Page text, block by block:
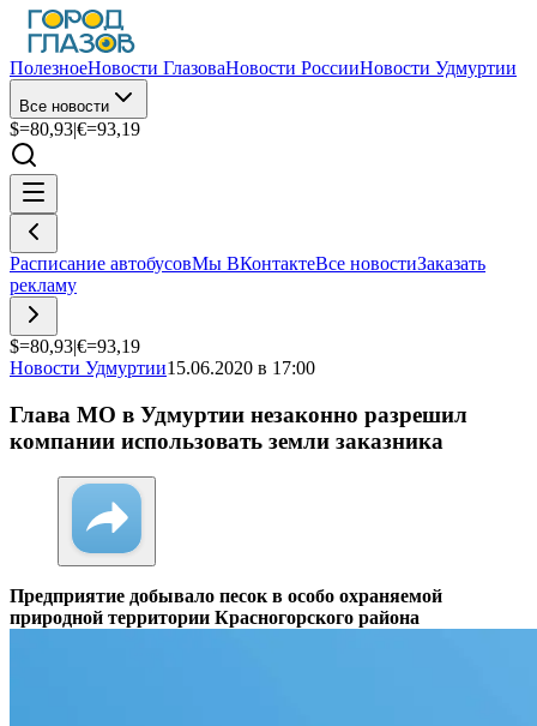
ПолезноеНовости ГлазоваНовости РоссииНовости Удмуртии
Все новости
$=80,93|€=93,19
Расписание автобусовМы ВКонтактеВсе новостиЗаказать
рекламу
$=80,93|€=93,19
Новости Удмуртии15.06.2020 в 17:00
Глава МО в Удмуртии незаконно разрешил
компании использовать земли заказника
Предприятие добывало песок в особо охраняемой
природной территории Красногорского района